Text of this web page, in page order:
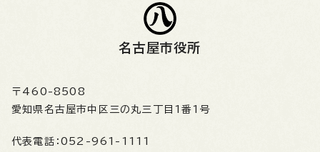
名古屋市役所
〒460-8508
愛知県名古屋市中区三の丸三丁目1番1号
代表電話： 052-961-1111